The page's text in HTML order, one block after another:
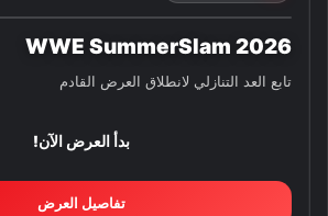
WWE SummerSlam 2026
تابع العد التنازلي لانطلاق العرض القادم
بدأ العرض الآن!
تفاصيل العرض